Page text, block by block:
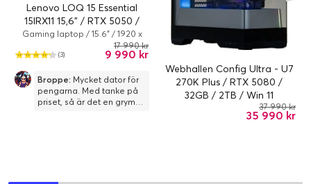
Lenovo LOQ 15 Essential
15IRX11 15,6" / RTX 5050 /
Intel i-5-13450HX / 16GB /
512GB / Win 11
Gaming laptop / 15.6" / 1920 x
1080 / 144 Hz / Core i5 / 13450HX
/ 16 GB / 512 GB / NVIDIA
Graphics / Windows 11 Home
(3) 9 990 kr
17 990 kr
Broppe:
pengarna. Med tanke på
priset, så är det en grym
Webhallen Config Ultra - U7
270K Plus / RTX 5080 /
32GB / 2TB / Win 11
35 990 kr
37 990 kr